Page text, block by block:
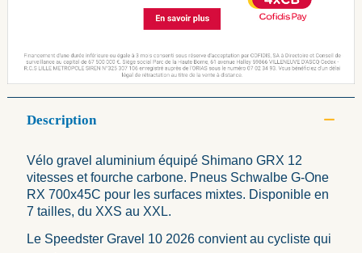
Description
Vélo gravel aluminium équipé Shimano GRX 12
vitesses et fourche carbone. Pneus Schwalbe G-One
RX 700x45C pour les surfaces mixtes. Disponible en
7 tailles, du XXS au XXL.
Le Speedster Gravel 10 2026 convient au cycliste qui